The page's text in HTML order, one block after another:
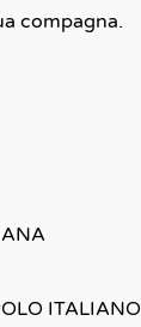
compagna.
ITALIANO